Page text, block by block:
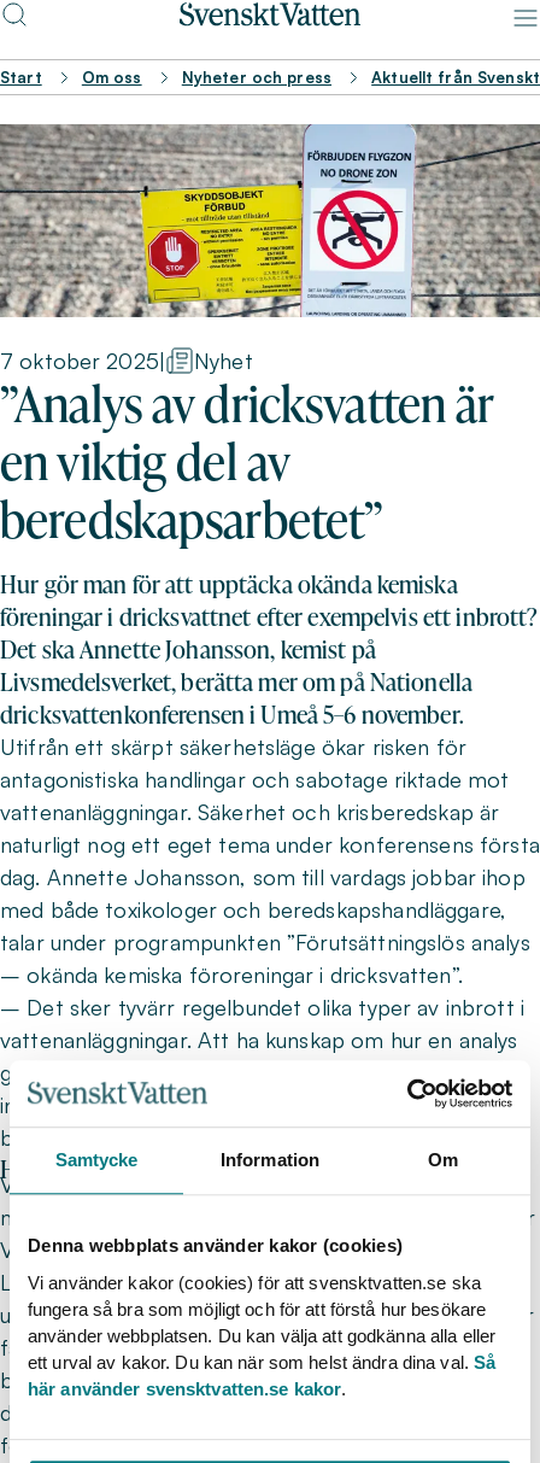
Samtycke Information Om
Denna webbplats använder kakor (cookies)
Vi använder kakor (cookies) för att svensktvatten.se ska
fungera så bra som möjligt och för att förstå hur besökare
använder webbplatsen. Du kan välja att godkänna alla eller
ett urval av kakor. Du kan när som helst ändra dina val.Så
här använder svensktvatten.se kakor.
Start Om oss Nyheter och press Aktuellt från
7 oktober 2025| Nyhet
”Analys av dricksvatten är
en viktig del av
beredskapsarbetet”
Hur gör man för att upptäcka okända kemiska
föreningar i dricksvattnet efter exempelvis ett inbrott?
Det ska Annette Johansson, kemist på
Livsmedelsverket, berätta mer om på Nationella
dricksvattenkonferensen i Umeå 5–6 november.
Utifrån ett skärpt säkerhetsläge ökar risken för
antagonistiska handlingar och sabotage riktade mot
vattenanläggningar. Säkerhet och krisberedskap är
naturligt nog ett eget tema under konferensens första
dag. Annette Johansson, som till vardags jobbar ihop
med både toxikologer och beredskapshandläggare,
talar under programpunkten ”Förutsättningslös analys
– okända kemiska föroreningar i dricksvatten”.
– Det sker tyvärr regelbundet olika typer av inbrott i
vattenanläggningar. Att ha kunskap om hur en analys
går till för att hitta okända ämnen efter exempelvis
inbrott, sabotage eller olyckor är en viktig del av
beredskapen.
Hitta mer med avancerad teknik
Vid allvarliga eller speciella händelser, då man
misstänker oväntad eller okänd kontamination, skickar
VA-organisationer redan nu in vattenprover till
Livsmedelsverket för analys. Det som är nytt är en
utvidgning av verksamheten, där Livsmedelsverket har
fått ett regeringsuppdrag att starta upp ett nationellt
beredskapslaboratorium för kemiska ämnen i
dricksvatten tillsammans med Totalförsvarets
forskningsinstitut (FOI) och Statens